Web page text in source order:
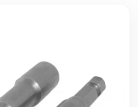
10 000 ₽
Минимальный заказ